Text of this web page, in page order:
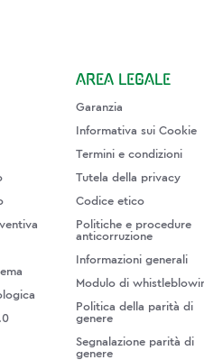
AREA LEGALE
Garanzia
Informativa sui Cookie
Termini e condizioni
Tutela della privacy
Codice etico
Politiche e procedure
anticorruzione
Informazioni generali
Modulo di
Politica della parità di
genere
Segnalazione parità di
genere